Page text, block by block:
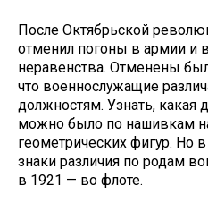
После Октябрьской
отменил погоны в армии и
неравенства. Отменены
что военнослужащие
должностям. Узнать, какая
можно было по нашивкам
геометрических фигур. Но
знаки различия по родам
в 1921 — во флоте.